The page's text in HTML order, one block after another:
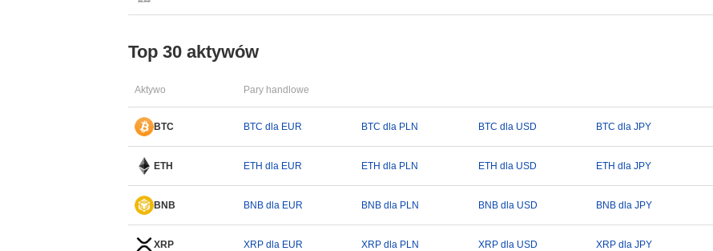
Top 30 aktywów
Aktywo Pary handlowe
BTC BTC dla EUR BTC dla PLN BTC dla USD BTC dla JPY
ETH ETH dla EUR ETH dla PLN ETH dla USD ETH dla JPY
BNB BNB dla EUR BNB dla PLN BNB dla USD BNB dla JPY
XRP XRP dla EUR XRP dla PLN XRP dla USD XRP dla JPY